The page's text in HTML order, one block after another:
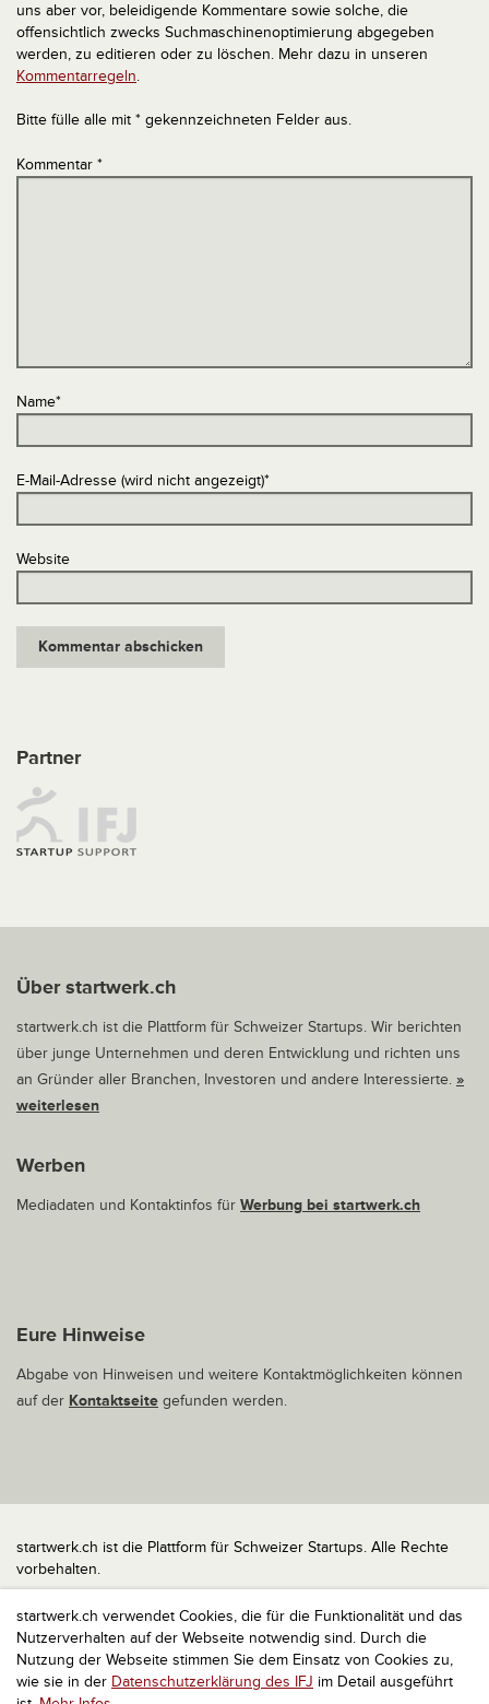
startwerk.ch verwendet Cookies, die für die Funktionalität und das
Nutzerverhalten auf der Webseite notwendig sind. Durch die
Nutzung der Webseite stimmen Sie dem Einsatz von Cookies zu,
wie sie in der Datenschutzerklärung des IFJ im Detail ausgeführt
uns aber vor, beleidigende Kommentare sowie solche, die
offensichtlich zwecks Suchmaschinenoptimierung abgegeben
werden, zu editieren oder zu löschen. Mehr dazu in unseren
Kommentarregeln.
Bitte fülle alle mit * gekennzeichneten Felder aus.
Kommentar *
Name*
E-Mail-Adresse (wird nicht angezeigt)*
Website
Partner
Über startwerk.ch
startwerk.ch ist die Plattform für Schweizer Startups. Wir berichten
über junge Unternehmen und deren Entwicklung und richten uns
an Gründer aller Branchen, Investoren und andere Interessierte. »
weiterlesen
Werben
Mediadaten und Kontaktinfos für Werbung bei startwerk.ch
Eure Hinweise
Abgabe von Hinweisen und weitere Kontaktmöglichkeiten können
auf der Kontaktseite gefunden werden.
startwerk.ch ist die Plattform für Schweizer Startups. Alle Rechte
vorbehalten.
Impressum
Kontakt
nach oben